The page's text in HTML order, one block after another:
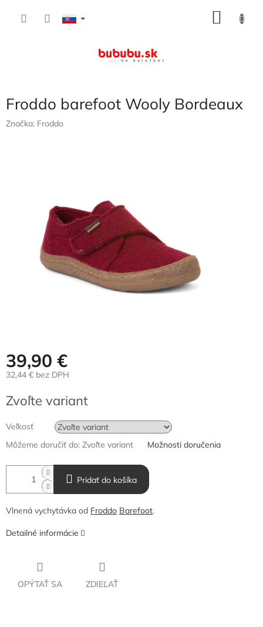
Froddo barefoot Wooly Bordeaux
Značka: Froddo
39,90 €
32,44 € bez DPH
cena:
Zvoľte variant
Veľkosť
Môžeme doručiť do: Zvoľte variant Možnosti doručenia
Pridať do košíka
Vlnená vychytávka od Froddo Barefoot.
Detailné informácie
OPÝTAŤ SA ZDIEĽAŤ